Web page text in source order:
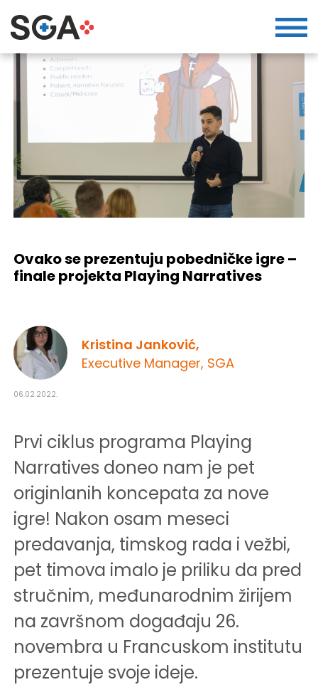
Ovako se prezentuju pobedničke igre –
finale projekta Playing Narratives
Kristina Janković,
Executive Manager, SGA
06.02.2022.
Prvi ciklus programa Playing
Narratives doneo nam je pet
originlanih koncepata za nove
igre! Nakon osam meseci
predavanja, timskog rada i vežbi,
pet timova imalo je priliku da pred
stručnim, međunarodnim žirijem
na završnom događaju 26.
novembra u Francuskom institutu
prezentuje svoje ideje.